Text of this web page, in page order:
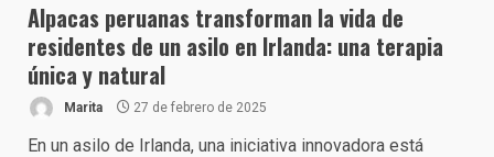
Alpacas peruanas transforman la vida de
residentes de un asilo en Irlanda: una terapia
única y natural
Marita 27 de febrero de 2025
En un asilo de Irlanda, una iniciativa innovadora está